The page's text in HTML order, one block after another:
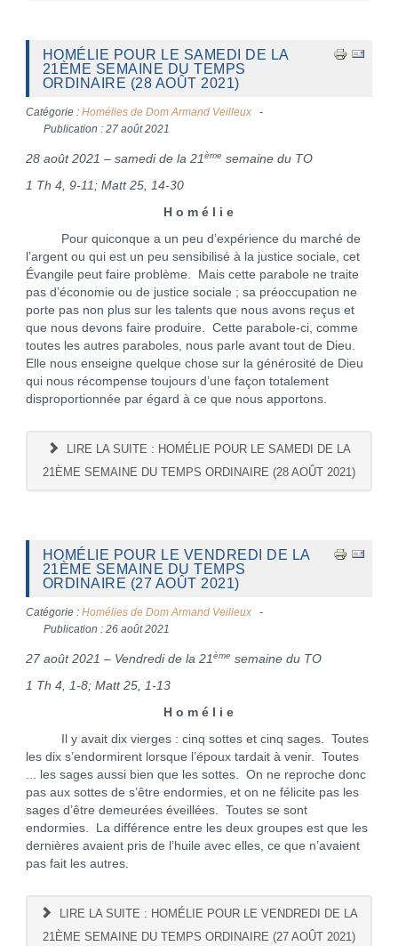
HOMÉLIE POUR LE SAMEDI DE LA
21ÈME SEMAINE DU TEMPS
ORDINAIRE (28 AOÛT 2021)
Catégorie : Homélies de Dom Armand Veilleux
Publication : 27 août 2021
28 août 2021 – samedi de la 21ème semaine du TO
1 Th 4, 9-11; Matt 25, 14-30
H o m é l i e
Pour quiconque a un peu d’expérience du marché de
l’argent ou qui est un peu sensibilisé à la justice sociale, cet
Évangile peut faire problème. Mais cette parabole ne traite
pas d’économie ou de justice sociale ; sa préoccupation ne
porte pas non plus sur les talents que nous avons reçus et
que nous devons faire produire. Cette parabole-ci, comme
toutes les autres paraboles, nous parle avant tout de Dieu.
Elle nous enseigne quelque chose sur la générosité de Dieu
qui nous récompense toujours d’une façon totalement
disproportionnée par égard à ce que nous apportons.
LIRE LA SUITE : HOMÉLIE POUR LE SAMEDI DE LA
21ÈME SEMAINE DU TEMPS ORDINAIRE (28 AOÛT 2021)
HOMÉLIE POUR LE VENDREDI DE LA
21ÈME SEMAINE DU TEMPS
ORDINAIRE (27 AOÛT 2021)
Catégorie : Homélies de Dom Armand Veilleux
Publication : 26 août 2021
27 août 2021 – Vendredi de la 21ème semaine du TO
1 Th 4, 1-8; Matt 25, 1-13
H o m é l i e
Il y avait dix vierges : cinq sottes et cinq sages. Toutes
les dix s’endormirent lorsque l’époux tardait à venir. Toutes
... les sages aussi bien que les sottes. On ne reproche donc
pas aux sottes de s’être endormies, et on ne félicite pas les
sages d’être demeurées éveillées. Toutes se sont
endormies. La différence entre les deux groupes est que les
dernières avaient pris de l’huile avec elles, ce que n’avaient
pas fait les autres.
LIRE LA SUITE : HOMÉLIE POUR LE VENDREDI DE LA
21ÈME SEMAINE DU TEMPS ORDINAIRE (27 AOÛT 2021)